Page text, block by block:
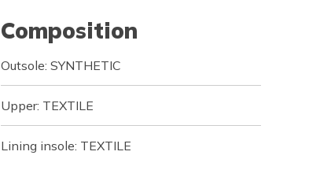
Composition
Outsole: SYNTHETIC
Upper: TEXTILE
Lining insole: TEXTILE